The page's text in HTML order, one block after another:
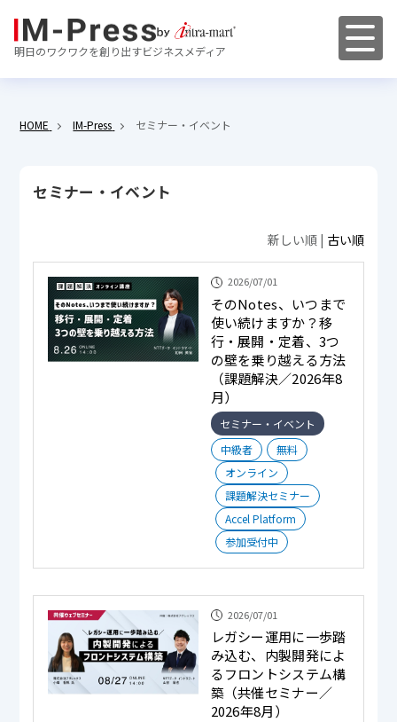
明日のワクワクを創り出すビジネスメディア
HOME IM-Press セミナー・イベント
セミナー・イベント
新しい順 | 古い順
2026/07/01
そのNotes、いつまで
使い続けますか？移
行・展開・定着、3つ
の壁を乗り越える方法
（課題解決／2026年8
月）
セミナー・イベント
中級者
無料
オンライン
課題解決セミナー
Accel Platform
参加受付中
2026/07/01
レガシー運用に一歩踏
み込む、内製開発によ
るフロントシステム構
築（共催セミナー／
2026年8月）